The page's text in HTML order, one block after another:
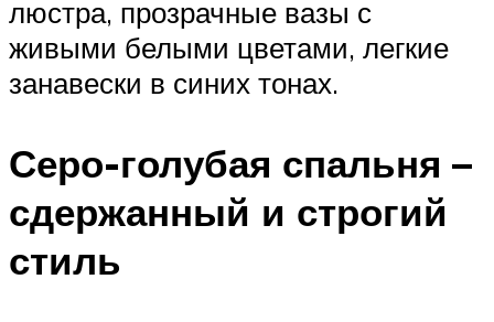
люстра, прозрачные вазы с
живыми белыми цветами, легкие
занавески в синих тонах.
Серо-голубая спальня –
сдержанный и строгий
стиль